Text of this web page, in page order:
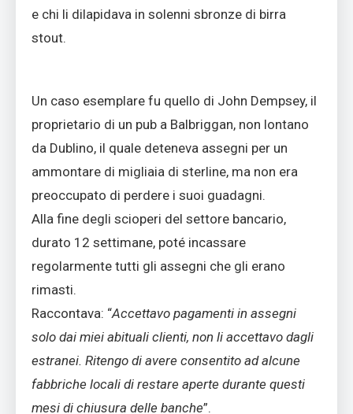
e chi li dilapidava in solenni sbronze di birra
stout.
Un caso esemplare fu quello di John Dempsey, il
proprietario di un pub a Balbriggan, non lontano
da Dublino, il quale deteneva assegni per un
ammontare di migliaia di sterline, ma non era
preoccupato di perdere i suoi guadagni.
Alla fine degli scioperi del settore bancario,
durato 12 settimane, poté incassare
regolarmente tutti gli assegni che gli erano
rimasti.
Raccontava: “Accettavo pagamenti in assegni
solo dai miei abituali clienti, non li accettavo dagli
estranei. Ritengo di avere consentito ad alcune
fabbriche locali di restare aperte durante questi
mesi di chiusura delle banche”.